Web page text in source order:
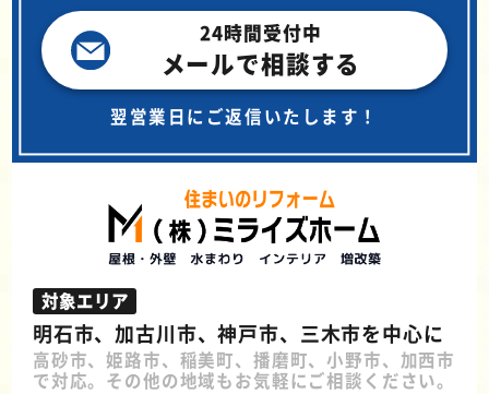
24時間受付中
メールで相談する
翌営業日にご返信いたします！
対象エリア
明石市、加古川市、神戸市、三木市を中心に
高砂市、姫路市、稲美町、播磨町、小野市、加西市
で対応。その他の地域もお気軽にご相談ください。